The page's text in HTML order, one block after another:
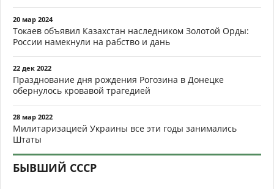
20 мар 2024
Токаев объявил Казахстан наследником Золотой Орды:
России намекнули на рабство и дань
22 дек 2022
Празднование дня рождения Рогозина в Донецке
обернулось кровавой трагедией
28 мар 2022
Милитаризацией Украины все эти годы занимались
Штаты
БЫВШИЙ СССР